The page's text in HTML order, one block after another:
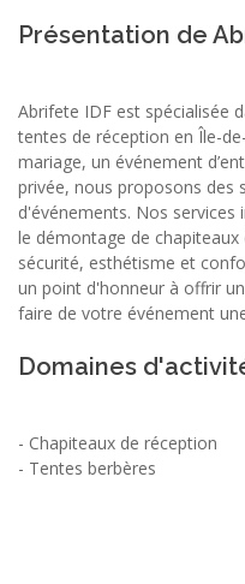
Présentation de
Abrifete IDF est spécialisée
tentes de réception en Île-
mariage, un événement
privée, nous proposons des
d'événements. Nos
le démontage de
sécurité, esthétisme et
un point d'honneur à offrir
faire de votre événement
Domaines
- Chapiteaux de réception
- Tentes berbères